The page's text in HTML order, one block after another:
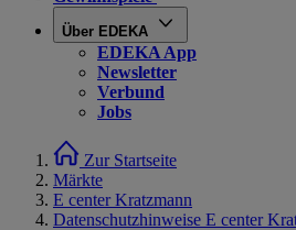
Über EDEKA
EDEKA App
Newsletter
Verbund
Jobs
Zur Startseite
Märkte
E center Kratzmann
Datenschutzhinweise E center